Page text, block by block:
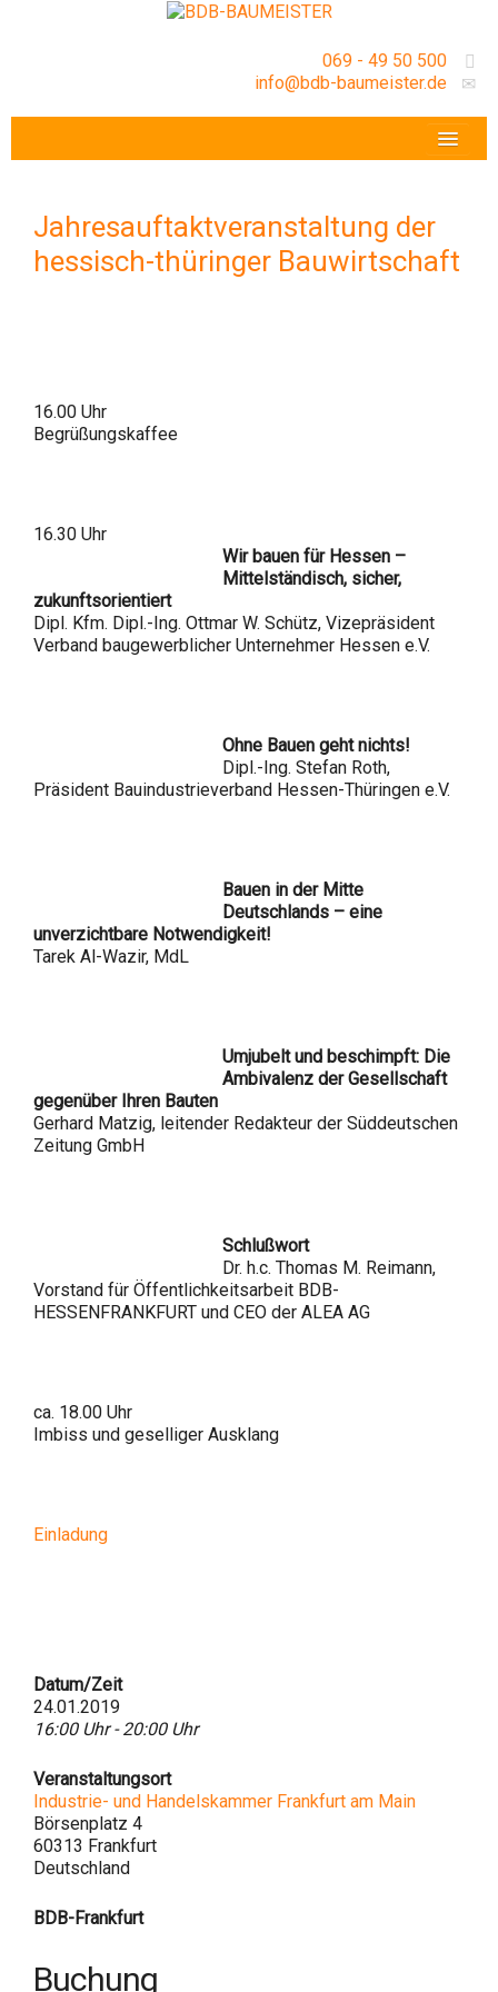
069 - 49 50 500
info@bdb-baumeister.de
GESCHÄFTSSTELLE
Jahresauftaktveranstaltung der
hessisch-thüringer Bauwirtschaft
16.00 Uhr
Begrüßungskaffee
16.30 Uhr
Wir bauen für Hessen –
Mittelständisch, sicher,
zukunftsorientiert
Dipl. Kfm. Dipl.-Ing. Ottmar W. Schütz, Vizepräsident
Verband baugewerblicher Unternehmer Hessen e.V.
Ohne Bauen geht nichts!
Dipl.-Ing. Stefan Roth,
Präsident Bauindustrieverband Hessen-Thüringen e.V.
Bauen in der Mitte
Deutschlands – eine
unverzichtbare Notwendigkeit!
Tarek Al-Wazir, MdL
Umjubelt und beschimpft: Die
Ambivalenz der Gesellschaft
gegenüber Ihren Bauten
Gerhard Matzig, leitender Redakteur der Süddeutschen
Zeitung GmbH
Schlußwort
Dr. h.c. Thomas M. Reimann,
Vorstand für Öffentlichkeitsarbeit BDB-
HESSENFRANKFURT und CEO der ALEA AG
ca. 18.00 Uhr
Imbiss und geselliger Ausklang
Einladung
Datum/Zeit
24.01.2019
16:00 Uhr - 20:00 Uhr
Veranstaltungsort
Industrie- und Handelskammer Frankfurt am Main
Börsenplatz 4
60313 Frankfurt
Deutschland
BDB-Frankfurt
Buchung